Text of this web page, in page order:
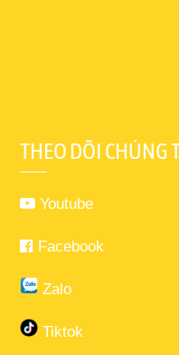
THEO DÕI CHÚNG
Youtube
Facebook
Zalo
Tiktok